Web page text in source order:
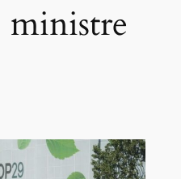
ministre